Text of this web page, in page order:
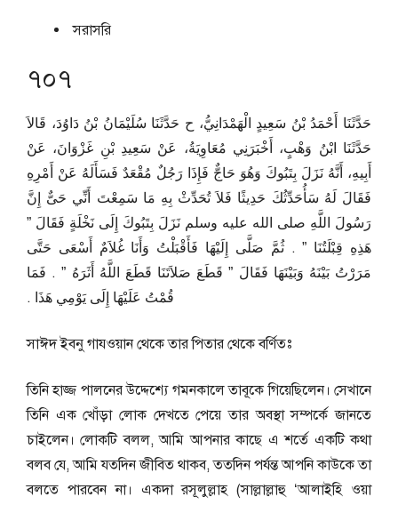
সরাসরি
৭০৭
حَدَّثَنَا أَحْمَدُ بْنُ سَعِيدٍ الْهَمْدَانِيُّ، ح حَدَّثَنَا سُلَيْمَانُ بْنُ دَاوُدَ، قَالاَ
حَدَّثَنَا ابْنُ وَهْبٍ، أَخْبَرَنِي مُعَاوِيَةُ، عَنْ سَعِيدِ بْنِ غَزْوَانَ، عَنْ
أَبِيهِ، أَنَّهُ نَزَلَ بِتَبُوكَ وَهُوَ حَاجٌّ فَإِذَا رَجُلٌ مُقْعَدٌ فَسَأَلَهُ عَنْ أَمْرِهِ
فَقَالَ لَهُ سَأُحَدِّثُكَ حَدِيثًا فَلاَ تُحَدِّثْ بِهِ مَا سَمِعْتَ أَنِّي حَىٌّ إِنَّ
رَسُولَ اللَّهِ صلى الله عليه وسلم نَزَلَ بِتَبُوكَ إِلَى نَخْلَةٍ فَقَالَ ‏”‏
هَذِهِ قِبْلَتُنَا ‏”‏ ‏.‏ ثُمَّ صَلَّى إِلَيْهَا فَأَقْبَلْتُ وَأَنَا غُلاَمٌ أَسْعَى حَتَّى
مَرَرْتُ بَيْنَهُ وَبَيْنَهَا فَقَالَ ‏”‏ قَطَعَ صَلاَتَنَا قَطَعَ اللَّهُ أَثَرَهُ ‏”‏ ‏.‏ فَمَا
قُمْتُ عَلَيْهَا إِلَى يَوْمِي هَذَا ‏.‏
সাঈদ ইবনু গাযওয়ান থেকে তার পিতার থেকে বর্ণিতঃ
তিনি হাজ্জ পালনের উদ্দেশ্যে গমনকালে তাবূকে গিয়েছিলেন। সেখানে
তিনি এক খোঁড়া লোক দেখতে পেয়ে তার অবস্থা সম্পর্কে জানতে
চাইলেন। লোকটি বলল, আমি আপনার কাছে এ শর্তে একটি কথা
বলব যে, আমি যতদিন জীবিত থাকব, ততদিন পর্যন্ত আপনি কাউকে তা
বলতে পারবেন না। একদা রসূলুল্লাহ (সাল্লাল্লাহু ‘আলাইহি ওয়া